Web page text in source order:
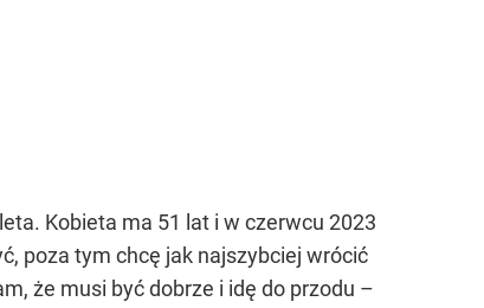
Kobieta ma 51 lat i w czerwcu 2023
poza tym chcę jak najszybciej wrócić
że musi być dobrze i idę do przodu –